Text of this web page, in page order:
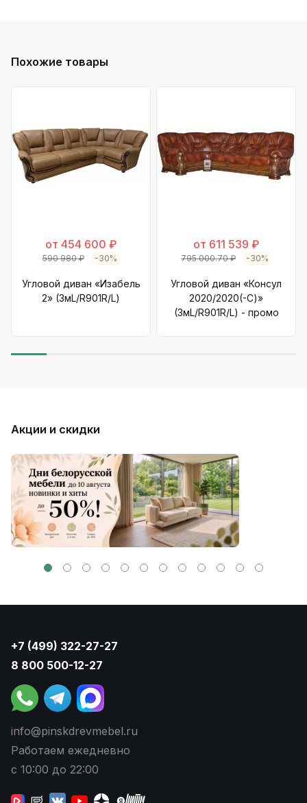
Похожие товары
от 454 600 ₽
590 980 ₽ -30%
Угловой диван «Изабель
2» (3мL/R901R/L)
от 611 539 ₽
795 000.70 ₽ -30%
Угловой диван «Консул
2020/2020(-С)»
(3мL/R901R/L) - промо
Акции и скидки
+7 (499) 322-27-27
8 800 500-12-27
info@pinskdrevmebel.ru
Работаем ежедневно
с 10:00 до 22:00